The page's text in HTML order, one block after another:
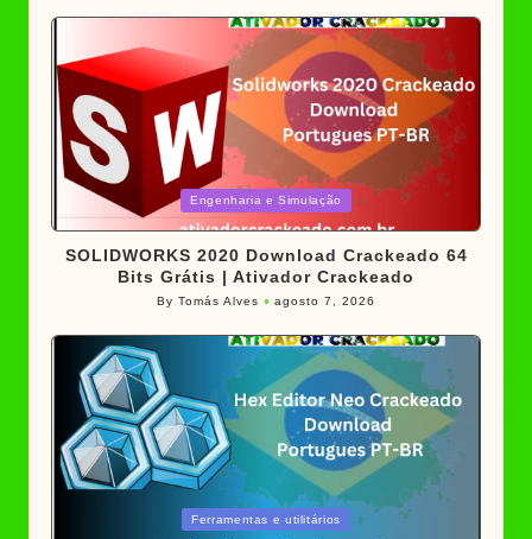
Posted
Engenharia e Simulação
SOLIDWORKS 2020 Download Crackeado 64
Bits Grátis | Ativador Crackeado
Posted
ByTomás Alves agosto 7, 2026
Ferramentas e utilitários